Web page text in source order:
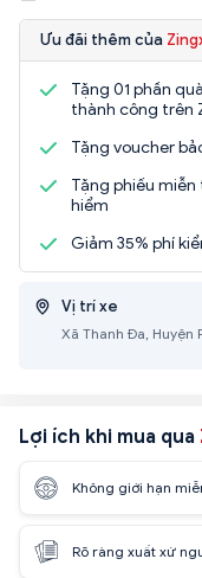
Ưu đãi thêm của
Tặng 01 phần
thành công trên
Tặng voucher
Tặng phiếu
hiểm
Giảm 35% phí
Vị trí xe
Xã Thanh Đa, Huyện
Lợi ích khi mua qua
Không giới hạn
Rõ ràng xuất xứ